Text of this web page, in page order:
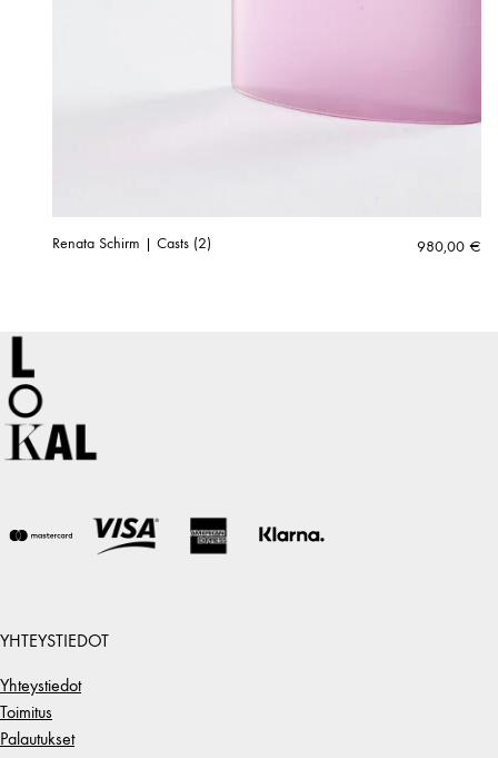
Renata Schirm | Casts (2) 980,00 €
YHTEYSTIEDOT
Yhteystiedot
Toimitus
Palautukset